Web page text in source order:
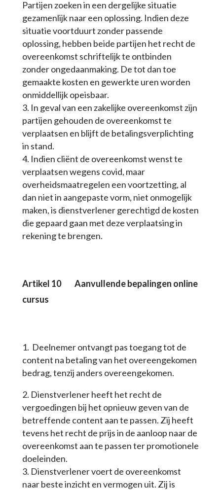
Partijen zoeken in een dergelijke situatie
gezamenlijk naar een oplossing. Indien deze
situatie voortduurt zonder passende
oplossing, hebben beide partijen het recht de
overeenkomst schriftelijk te ontbinden
zonder ongedaanmaking. De tot dan toe
gemaakte kosten en gewerkte uren worden
onmiddellijk opeisbaar.
In geval van een zakelijke overeenkomst zijn
partijen gehouden de overeenkomst te
verplaatsen en blijft de betalingsverplichting
in stand.
Indien cliënt de overeenkomst wenst te
verplaatsen wegens covid, maar
overheidsmaatregelen een voortzetting, al
dan niet in aangepaste vorm, niet onmogelijk
maken, is dienstverlener gerechtigd de kosten
die gepaard gaan met deze verplaatsing in
rekening te brengen.
Artikel 10 Aanvullende bepalingen online
cursus
Deelnemer ontvangt pas toegang tot de
content na betaling van het overeengekomen
bedrag, tenzij anders overeengekomen.
Dienstverlener heeft het recht de
vergoedingen bij het opnieuw geven van de
betreffende content aan te passen. Zij heeft
tevens het recht de prijs in de aanloop naar de
overeenkomst aan te passen ter promotionele
doeleinden.
Dienstverlener voert de overeenkomst
naar beste inzicht en vermogen uit. Zij is